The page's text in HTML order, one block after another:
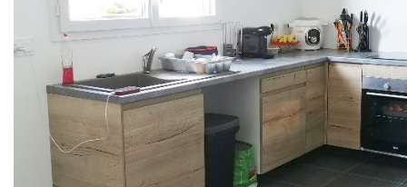
FNAIM
Description
Votre conseillère Meilleur Prix Immobilier vous propose
de découvrir à 800 m du centre ville et 2km100 de la
plage, cette maison de 2019 au norme PMR (personnes